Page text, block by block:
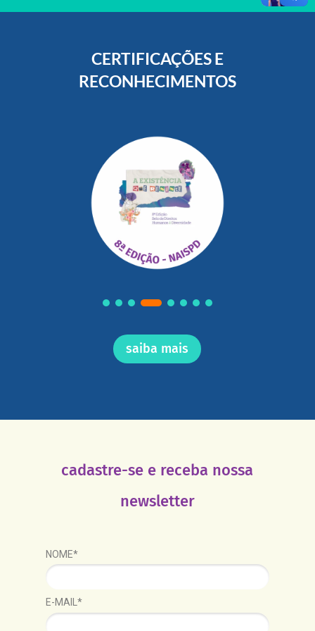
CERTIFICAÇÕES E
RECONHECIMENTOS
saiba mais
cadastre-se e receba nossa
newsletter
NOME*
E-MAIL*